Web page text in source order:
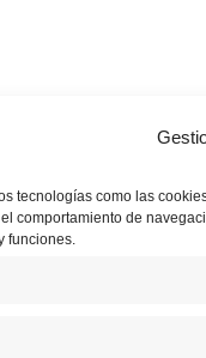
tecnologías como las
comportamiento de
funciones.